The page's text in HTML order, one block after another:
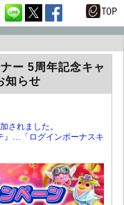
ー 5周年記念キャ
知らせ
されました。
』…「ログインボーナスキ